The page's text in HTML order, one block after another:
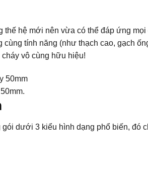
thế hệ mới nên vừa có thể đáp ứng mọi
tính năng (như thạch cao, gạch
vô cùng hữu hiệu!
dưới 3 kiểu hình dạng phổ biến, đó